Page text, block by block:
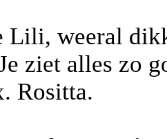
weeral
ziet alles zo
Rositta.